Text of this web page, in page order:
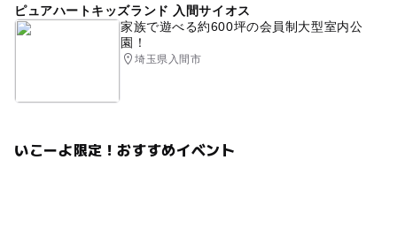
ピュアハートキッズランド 入間サイオス
家族で遊べる約600坪の会員制大型室内公
園！
埼玉県入間市
いこーよ限定！おすすめイベント